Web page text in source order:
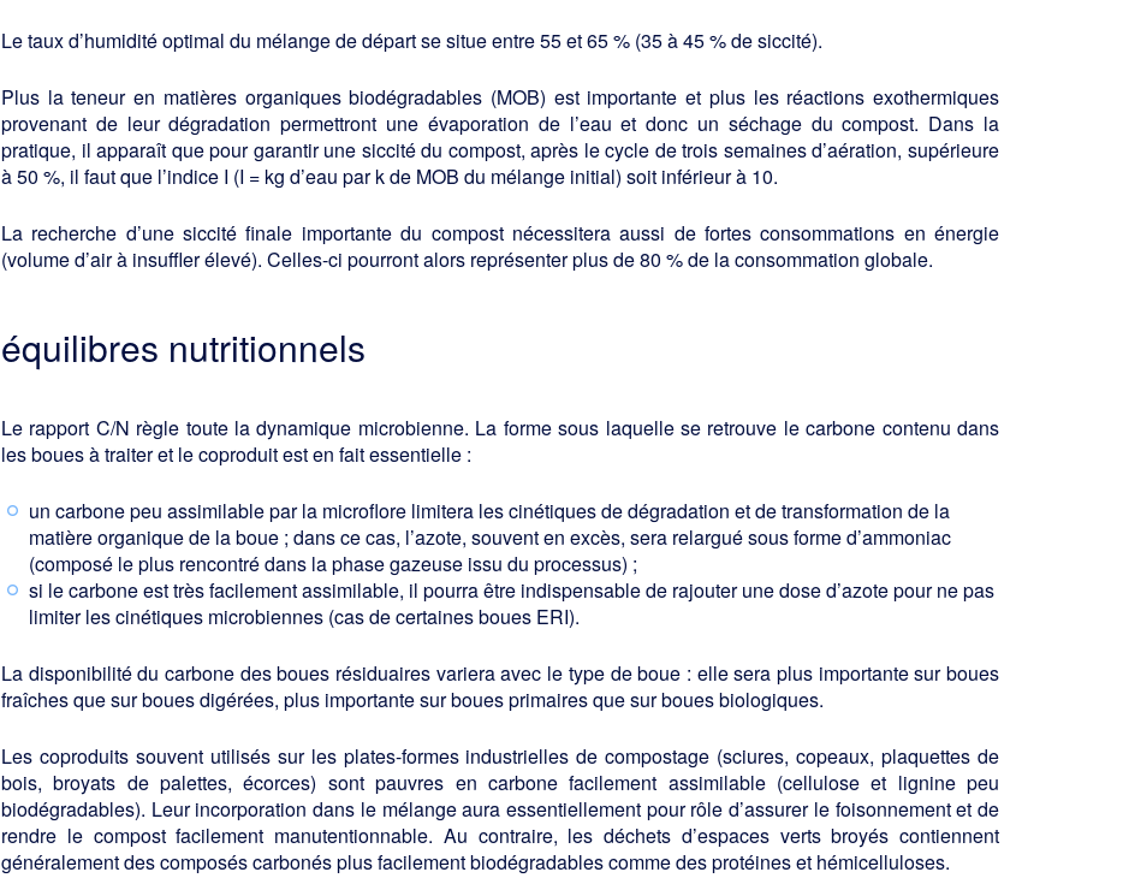
Le taux d’humidité optimal du mélange de départ se situe entre 55 et 65 % (35 à 45 % de siccité).
Plus la teneur en matières organiques biodégradables (MOB) est importante et plus les réactions exother­miques
provenant de leur dégradation permettront une évaporation de l’eau et donc un séchage du com­post. Dans la
pratique, il apparaît que pour garantir une siccité du compost, après le cycle de trois semaines d’aération, supérieure
à 50 %, il faut que l’indice I (I = kg d’eau par k de MOB du mélange initial) soit inférieur à 10.
La recherche d’une siccité finale importante du compost nécessitera aussi de fortes consommations en énergie
(volume d’air à insuffler élevé). Celles-ci pourront alors représenter plus de 80 % de la consomma­tion globale.
équilibres nutritionnels
Le rapport C/N règle toute la dynamique microbienne. La forme sous laquelle se retrouve le carbone con­tenu dans
les boues à traiter et le coproduit est en fait essentielle :
un carbone peu assimilable par la microflore limitera les cinétiques de dégradation et de transformation de la
matière organique de la boue ; dans ce cas, l’azote, souvent en excès, sera relargué sous forme d’ammoniac
(composé le plus rencontré dans la phase gazeuse issu du processus) ;
si le carbone est très facilement assimilable, il pourra être indispensable de rajouter une dose d’azote pour ne pas
limiter les cinétiques microbiennes (cas de certaines boues ERI).
La disponibilité du carbone des boues résiduaires variera avec le type de boue : elle sera plus importante sur boues
fraîches que sur boues digérées, plus importante sur boues primaires que sur boues biologiques.
Les coproduits souvent utilisés sur les plates-formes industrielles de compostage (sciures, copeaux, pla­quettes de
bois, broyats de palettes, écorces) sont pauvres en carbone facilement assimilable (cellulose et lignine peu
biodégradables). Leur incorporation dans le mélange aura essentiellement pour rôle d’assurer le foisonnement et de
rendre le compost facilement manutentionnable. Au contraire, les déchets d’espaces verts broyés contiennent
généralement des composés carbonés plus facilement biodégradables comme des protéines et hémicelluloses.